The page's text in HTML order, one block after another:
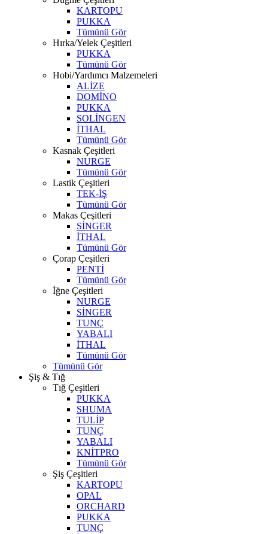
KARTOPU
PUKKA
Tümünü Gör
Hırka/Yelek Çeşitleri
PUKKA
Tümünü Gör
Hobi/Yardımcı Malzemeleri
ALİZE
DOMİNO
PUKKA
SOLİNGEN
İTHAL
Tümünü Gör
Kasnak Çeşitleri
NURGE
Tümünü Gör
Lastik Çeşitleri
TEK-İŞ
Tümünü Gör
Makas Çeşitleri
SİNGER
İTHAL
Tümünü Gör
Çorap Çeşitleri
PENTİ
Tümünü Gör
İğne Çeşitleri
NURGE
SİNGER
TUNÇ
YABALI
İTHAL
Tümünü Gör
Tümünü Gör
Şiş & Tığ
Tığ Çeşitleri
PUKKA
SHUMA
TULİP
TUNÇ
YABALI
KNİTPRO
Tümünü Gör
Şiş Çeşitleri
KARTOPU
OPAL
ORCHARD
PUKKA
TUNÇ